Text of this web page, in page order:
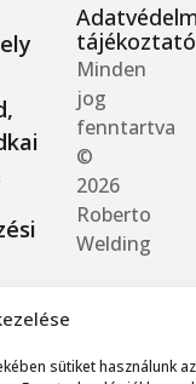
sütiket használunk az
tájékoztató
Minden
jog
fenntartva
©
2026
Roberto
Welding